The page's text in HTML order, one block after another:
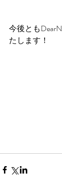
今後とも
たします！